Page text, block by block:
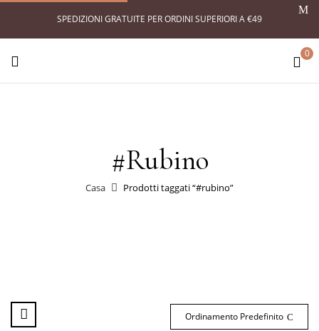
SPEDIZIONI GRATUITE PER ORDINI SUPERIORI A €49
0
#rubino
Casa Prodotti taggati “#rubino”
Ordinamento Predefinito